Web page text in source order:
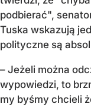
podbierać",
Tuska wskazują
polityczne są
– Jeżeli można
wypowiedzi, to
my byśmy chcieli